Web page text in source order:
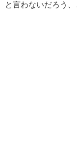
と言わないだろう、